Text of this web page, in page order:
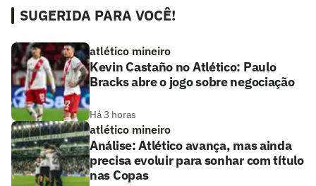
SUGERIDA PARA VOCÊ!
atlético mineiro
Kevin Castaño no Atlético: Paulo
Bracks abre o jogo sobre negociação
Há 3 horas
atlético mineiro
Análise: Atlético avança, mas ainda
precisa evoluir para sonhar com título
nas Copas